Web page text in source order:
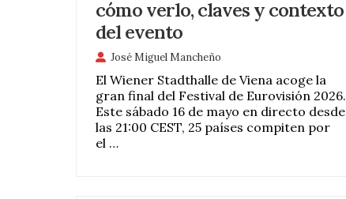
cómo verlo, claves y contexto
del evento
José Miguel Mancheño
El Wiener Stadthalle de Viena acoge la
gran final del Festival de Eurovisión 2026.
Este sábado 16 de mayo en directo desde
las 21:00 CEST, 25 países compiten por
el …